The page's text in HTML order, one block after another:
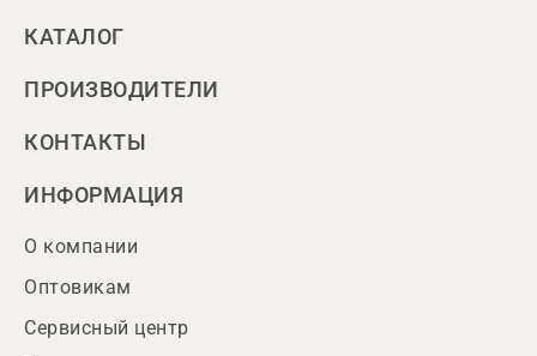
КАТАЛОГ
ПРОИЗВОДИТЕЛИ
КОНТАКТЫ
ИНФОРМАЦИЯ
О компании
Оптовикам
Сервисный центр